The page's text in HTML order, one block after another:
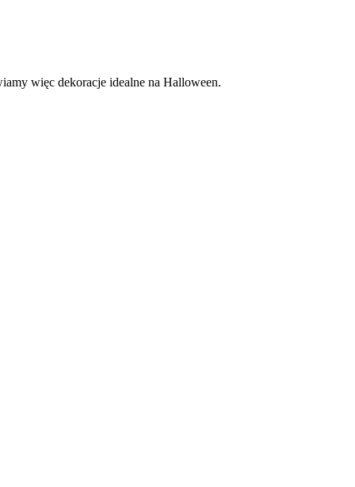
więc dekoracje idealne na Halloween.